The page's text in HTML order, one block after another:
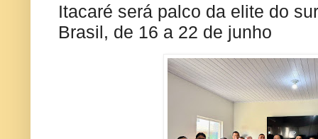
Itacaré será palco da elite do
Brasil, de 16 a 22 de junho